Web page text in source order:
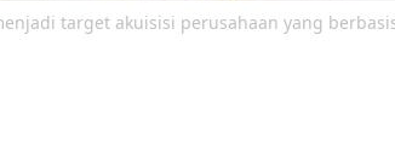
target akuisisi perusahaan yang